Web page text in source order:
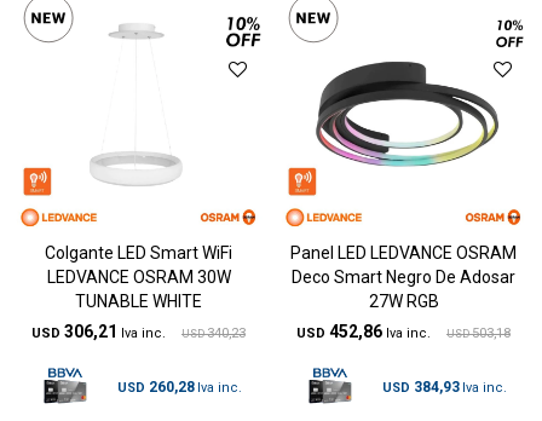
Colgante LED Smart WiFi
LEDVANCE OSRAM 30W
TUNABLE WHITE
USD 306,21 USD 340,23
USD 260,28
Panel LED LEDVANCE OSRAM
Deco Smart Negro De Adosar
27W RGB
USD 452,86 USD 503,18
USD 384,93